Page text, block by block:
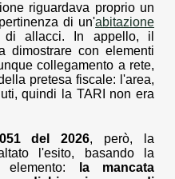
riguardava proprio un
di un'abitazione
di allacci. In appello, il
dimostrare con elementi
collegamento a rete,
pretesa fiscale: l'area,
quindi la TARI non era
del 2026, però, la
l'esito, basando la
la mancata